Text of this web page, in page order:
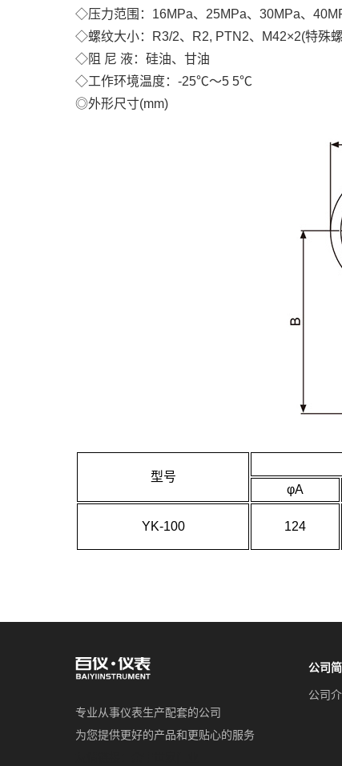
◇压力范围：16MPa、25MPa、30MPa、
◇螺纹大小：R3/2、R2, PTN2、M42×2(特殊
◇阻 尼 液：硅油、甘油
◇工作环境温度：-25℃～5 5℃
◎外形尺寸(mm)
型号
φA
YK-100 124
专业从事仪表生产配套的公司
为您提供更好的产品和更贴心的服务
公司
公司